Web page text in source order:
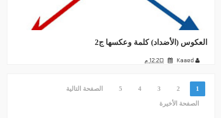
العكوس (الأضداد) كلمة وعكسها ج2
Kaaed 12:20 م
1
2
3
4
5
الصفحة التالية
الصفحة الأخيرة